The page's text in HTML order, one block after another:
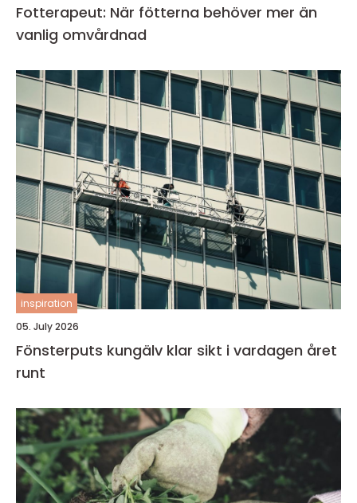
Fotterapeut: När fötterna behöver mer än
vanlig omvårdnad
inspiration
05. July 2026
Fönsterputs kungälv klar sikt i vardagen året
runt